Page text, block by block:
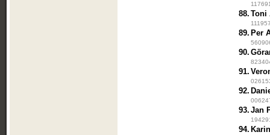
88. Toni
89. Per
90.
91.
92.
93. Jan
94.